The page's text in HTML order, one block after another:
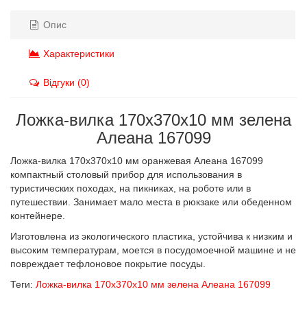
Опис
Характеристики
Відгуки (0)
Ложка-вилка 170х370х10 мм зелена
Алеана 167099
Ложка-вилка 170х370х10 мм оранжевая Алеана 167099
компактный столовый прибор для использования в
туристических походах, на пикниках, на роботе или в
путешествии. Занимает мало места в рюкзаке или обеденном
контейнере.
Изготовлена из экологического пластика, устойчива к низким и
высоким температурам, моется в посудомоечной машине и не
повреждает тефлоновое покрытие посуды.
Теги: Ложка-вилка 170х370х10 мм зелена Алеана 167099